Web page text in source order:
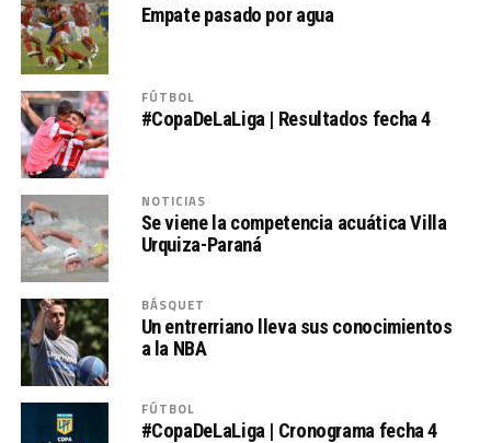
Empate pasado por agua
FÚTBOL
#CopaDeLaLiga | Resultados fecha 4
NOTICIAS
Se viene la competencia acuática Villa
Urquiza-Paraná
BÁSQUET
Un entrerriano lleva sus conocimientos
a la NBA
FÚTBOL
#CopaDeLaLiga | Cronograma fecha 4